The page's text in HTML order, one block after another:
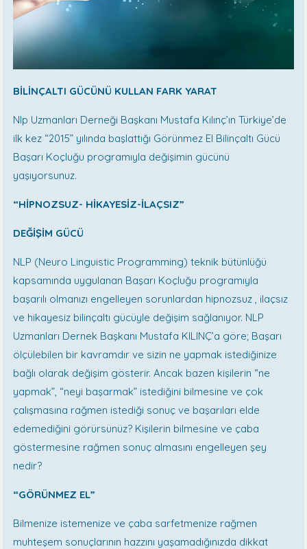
BİLİNÇALTI GÜCÜNÜ KULLAN FARK YARAT
Nlp Uzmanları Derneği Başkanı Mustafa Kılınç’ın Türkiye’de
ilk kez “2015” yılında başlattığı Görünmez El Bilinçaltı Gücü
Başarı Koçluğu programıyla değişimin gücünü
yaşıyorsunuz.
“HİPNOZSUZ- HİKAYESİZ-İLAÇSIZ”
DEĞİŞİM GÜCÜ
NLP (Neuro Linguistic Programming) teknik bütünlüğü
kapsamında uygulanan Başarı Koçluğu programıyla
başarılı olmanızı engelleyen sorunlardan hipnozsuz , ilaçsız
ve hikayesiz bilinçaltı gücüyle değişim sağlanıyor. NLP
Uzmanları Dernek Başkanı Mustafa KILINÇ’a göre; Başarı
ölçülebilen bir kavramdır ve sizin ne yapmak istediğinize
bağlı olarak değişim gösterir. Ancak bazen kişilerin “ne
yapmak”, “neyi başarmak” istediğini bilmesine ve çok
çalışmasına rağmen istediği sonuç ve başarıları elde
edemediğini görürsünüz? Kişilerin bilmesine ve çaba
göstermesine rağmen sonuç almasını engelleyen şey
nedir?
“GÖRÜNMEZ EL”
Bilmenize istemenize ve çaba sarfetmenize rağmen
muhteşem sonuçlarının hazzını yaşamadığınızda dikkat